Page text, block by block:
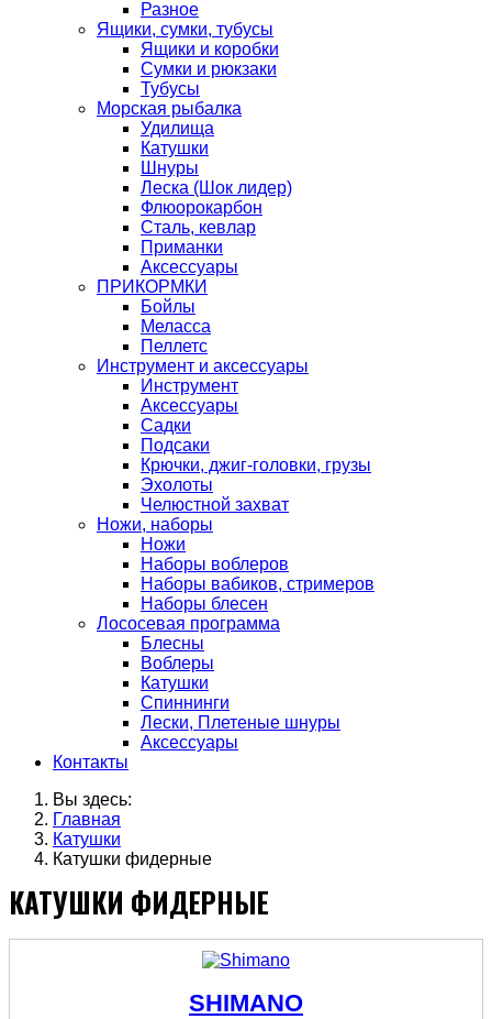
Разное
Ящики, сумки, тубусы
Ящики и коробки
Сумки и рюкзаки
Тубусы
Морская рыбалка
Удилища
Катушки
Шнуры
Леска (Шок лидер)
Флюорокарбон
Сталь, кевлар
Приманки
Аксессуары
ПРИКОРМКИ
Бойлы
Меласса
Пеллетс
Инструмент и аксессуары
Инструмент
Аксессуары
Садки
Подсаки
Крючки, джиг-головки, грузы
Эхолоты
Челюстной захват
Ножи, наборы
Ножи
Наборы воблеров
Наборы вабиков, стримеров
Наборы блесен
Лососевая программа
Блесны
Воблеры
Катушки
Спиннинги
Лески, Плетеные шнуры
Аксессуары
Контакты
Вы здесь:
Главная
Катушки
Катушки фидерные
КАТУШКИ ФИДЕРНЫЕ
SHIMANO